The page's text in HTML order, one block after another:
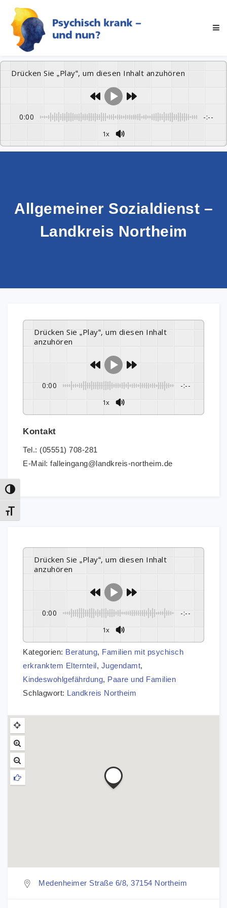
Umschalten auf hohe Kontraste
Schrift vergrößern
Drücken Sie „Play“, um diesen Inhalt anzuhören
0:00 -:--
1x
Allgemeiner Sozialdienst –
Landkreis Northeim
Drücken Sie „Play“, um diesen Inhalt
anzuhören
0:00 -:--
1x
Kategorien: Beratung, Familien mit psychisch
erkranktem Elternteil, Jugendamt,
Kindeswohlgefährdung, Paare und Familien
Schlagwort: Landkreis Northeim
Medenheimer Straße 6/8, 37154 Northeim
Drücken Sie „Play“, um diesen Inhalt
anzuhören
0:00 -:--
1x
Kontakt
Tel.: (05551) 708-281
E-Mail: falleingang@landkreis-northeim.de